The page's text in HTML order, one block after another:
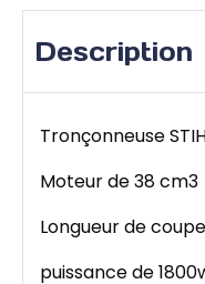
Description
Tronçonneuse
Moteur de 38 cm3
Longueur de
puissance de